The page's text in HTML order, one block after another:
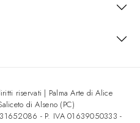
riservati | Palma Arte di Alice
di Alseno (PC)
- P. IVA 01639050333 -